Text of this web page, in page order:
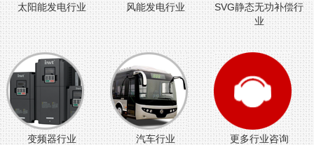
太阳能发电行业 风能发电行业
SVG静态无功补偿行
业
变频器行业 汽车行业 更多行业咨询